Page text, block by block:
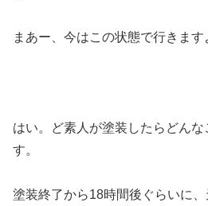
まあー、今はこの状態で行きます
はい。ど素人が塗装したらどん
す。
塗装終了から18時間後ぐらいに